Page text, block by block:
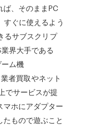
ば、そのままPC
ぐに使えるよう
るサブスクリプ
界大手である
ム機
者買取やネット
でサービスが提
ホにアダプター
もので遊ぶこと